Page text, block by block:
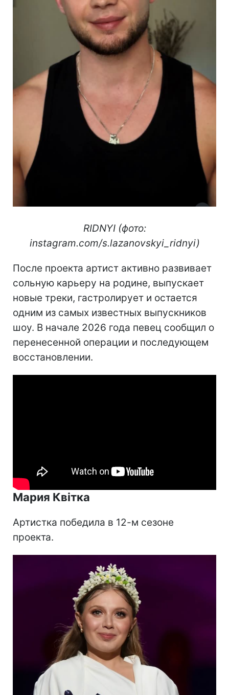
RIDNYI (фото:
instagram.com/s.lazanovskyi_ridnyi)
После проекта артист активно развивает
сольную карьеру на родине, выпускает
новые треки, гастролирует и остается
одним из самых известных выпускников
шоу. В начале 2026 года певец сообщил о
перенесенной операции и последующем
восстановлении.
Мария Квітка
Артистка победила в 12-м сезоне
проекта.